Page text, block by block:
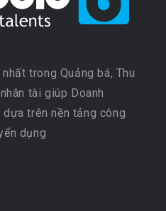
trong Quảng bá, Thu
tài giúp Doanh
trên nền tảng công
dụng